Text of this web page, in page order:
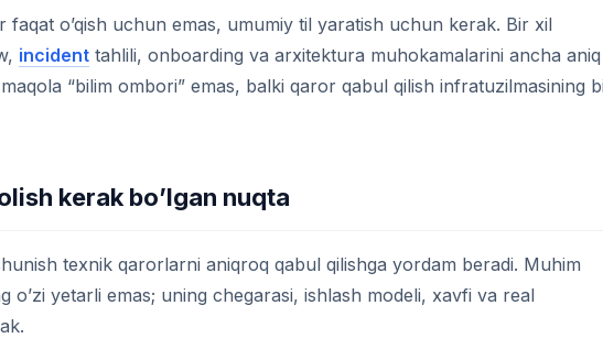
faqat o’qish uchun emas, umumiy til yaratish uchun kerak. Bir xil
incident tahlili, onboarding va arxitektura muhokamalarini ancha aniq
“bilim ombori” emas, balki qaror qabul qilish infratuzilmasining
kerak bo’lgan nuqta
texnik qarorlarni aniqroq qabul qilishga yordam beradi. Muhim
o’zi yetarli emas; uning chegarasi, ishlash modeli, xavfi va real